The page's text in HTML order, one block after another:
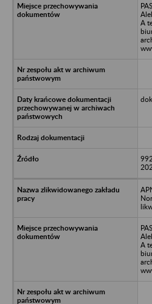
A
A